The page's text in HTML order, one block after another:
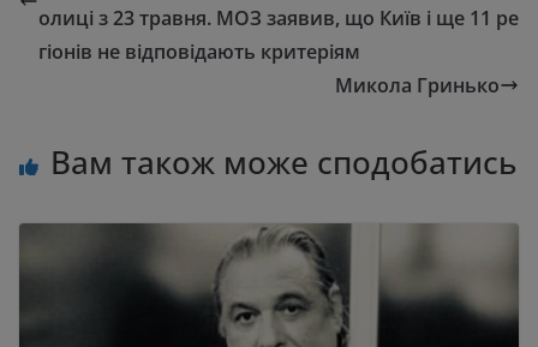
олиці з 23 травня. МОЗ заявив, що Київ і ще 11 ре
гіонів не відповідають критеріям
Микола Гринько
Вам також може сподобатись